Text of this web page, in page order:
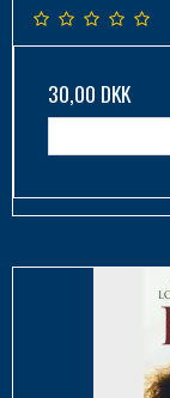
30,00 DKK